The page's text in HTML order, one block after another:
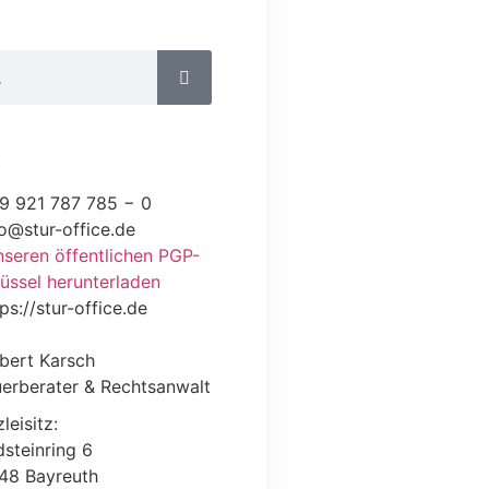
921 787 785 − 0
office.de
öffentlichen PGP-
herunterladen
stur-office.de
Karsch
& Rechtsanwalt
6
Bayreuth